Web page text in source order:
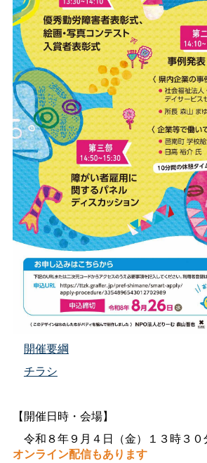
開催要綱
チラシ
【開催日時・会場】
令和８年９月４日（金）１３時３０
オンライン配信もあります